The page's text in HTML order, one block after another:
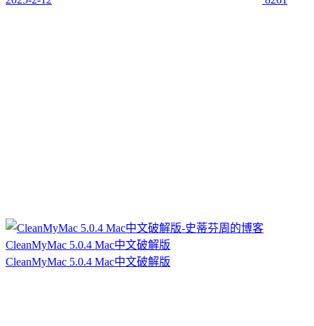
CleanMyMac 5.0.4 Mac中文破解版
CleanMyMac 5.0.4 Mac中文破解版